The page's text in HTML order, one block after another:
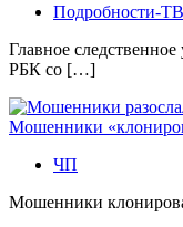
Подробности-ТВ
Главное
РБК со […]
Мошенники
ЧП
Мошенники